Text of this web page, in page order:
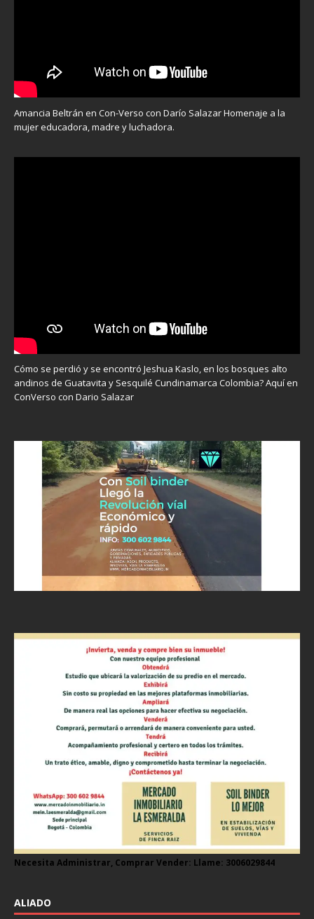
Amancia Beltrán en Con-Verso con Darío Salazar Homenaje a la
mujer educadora, madre y luchadora.
Cómo se perdió y se encontró Jeshua Kaslo, en los bosques alto
andinos de Guatavita y Sesquilé Cundinamarca Colombia? Aquí en
ConVerso con Dario Salazar
Necesita Administrar, Comprar Vender: Llame: 3006029844
ALIADO